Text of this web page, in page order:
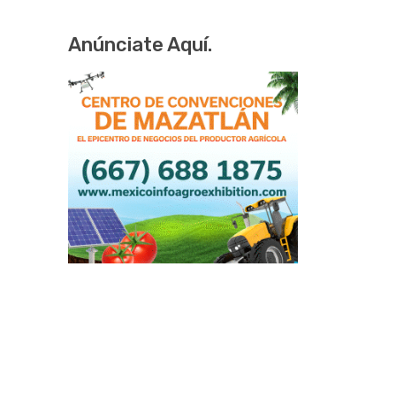
Anúnciate Aquí.